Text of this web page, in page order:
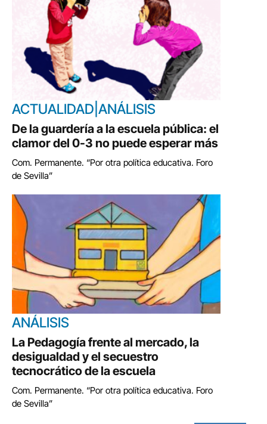
ACTUALIDAD|ANÁLISIS
De la guardería a la escuela pública: el
clamor del 0-3 no puede esperar más
Com. Permanente. “Por otra política educativa. Foro
de Sevilla”
ANÁLISIS
La Pedagogía frente al mercado, la
desigualdad y el secuestro
tecnocrático de la escuela
Com. Permanente. “Por otra política educativa. Foro
de Sevilla”